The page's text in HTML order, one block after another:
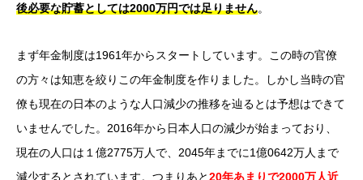
後必要な貯蓄としては2000万円では足りません。
まず年金制度は1961年からスタートしています。この時の官僚
の方々は知恵を絞りこの年金制度を作りました。しかし当時の官
僚も現在の日本のような人口減少の推移を辿るとは予想はできて
いませんでした。2016年から日本人口の減少が始まっており、
現在の人口は１億2775万人で、2045年までに1億0642万人まで
減少するとされています。つまりあと20年あまりで2000万人近